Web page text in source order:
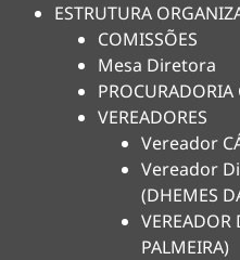
ESTRUTURA
COMISSÕES
Mesa Diretora
VEREADORES
Vereador
Vereador
(DHEMES
PALMEIRA)